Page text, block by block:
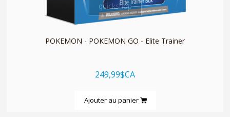
quickshop
POKEMON - POKEMON GO - Elite Trainer
249,99$CA
Ajouter au panier